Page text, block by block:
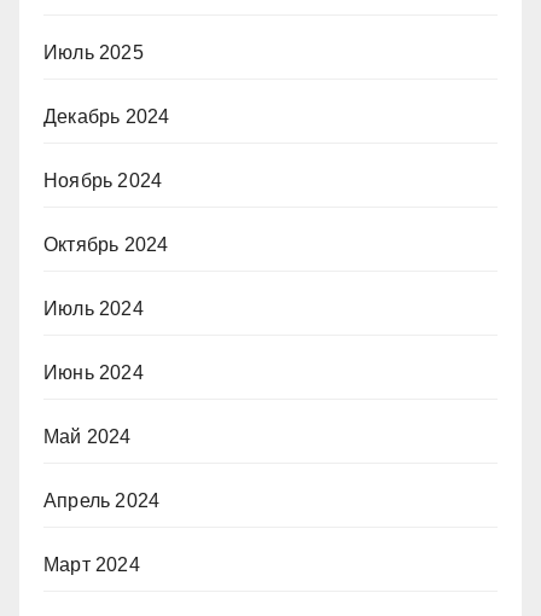
Июль 2025
Декабрь 2024
Ноябрь 2024
Октябрь 2024
Июль 2024
Июнь 2024
Май 2024
Апрель 2024
Март 2024